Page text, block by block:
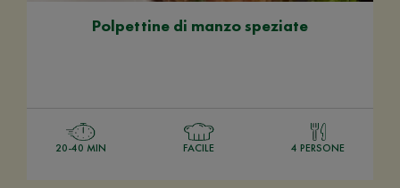
Polpettine di manzo speziate
20-40 MIN FACILE 4 PERSONE